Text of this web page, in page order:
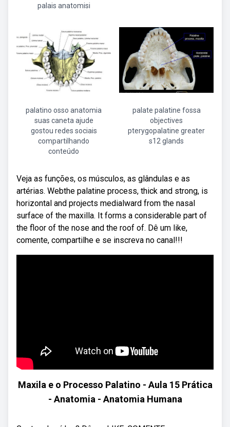
palais anatomisi
palatino osso anatomia
suas caneta ajude
gostou redes sociais
compartilhando
conteúdo
palate palatine fossa
objectives
pterygopalatine greater
s12 glands
Veja as funções, os músculos, as glândulas e as
artérias. Webthe palatine process, thick and strong, is
horizontal and projects medialward from the nasal
surface of the maxilla. It forms a considerable part of
the floor of the nose and the roof of. Dê um like,
comente, compartilhe e se inscreva no canal!!!
Maxila e o Processo Palatino - Aula 15 Prática
- Anatomia - Anatomia Humana